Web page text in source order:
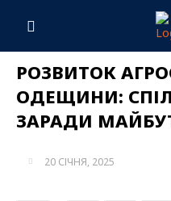
РОЗВИТОК
ОДЕЩИНИ:
ЗАРАДИ
20 СІЧНЯ, 2025